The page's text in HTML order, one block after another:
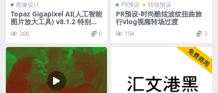
图像设计
Topaz Gigapixel AI(人工智能
图片放大工具) v8.1.2 特别版/
便携版
306 0
PR预设 转场预设
PR预设-时尚酷炫波纹扭曲旅
行vlog视频转场过渡
154 3